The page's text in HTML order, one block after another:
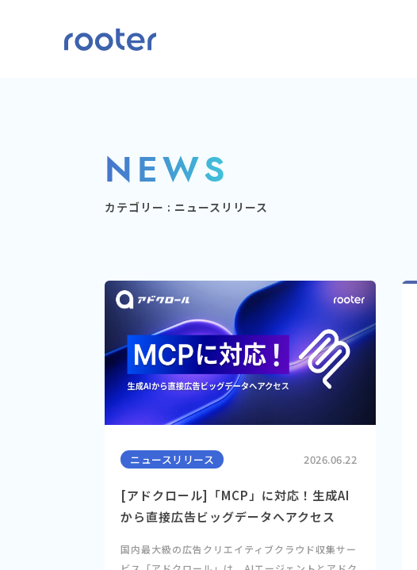
NEWS
カテゴリー : ニュースリリース
ニュースリリース 2026.06.22
[アドクロール]「MCP」に対応！生成AI
から直接広告ビッグデータへアクセス
国内最大級の広告クリエイティブクラウド収集サー